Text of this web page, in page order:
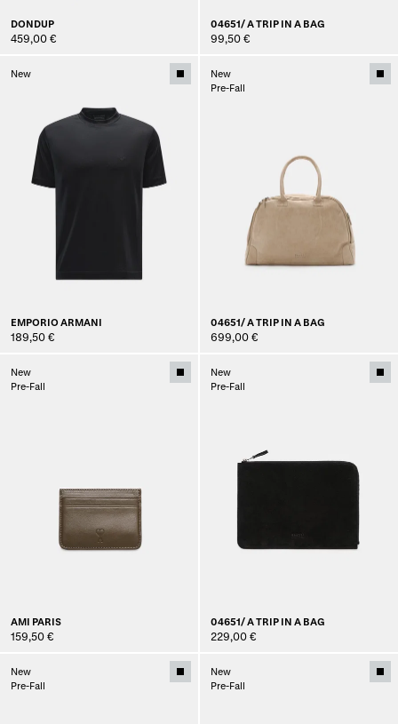
DONDUP
459,00 €
04651/ A TRIP IN A BAG
99,50 €
New
EMPORIO ARMANI
189,50 €
New
Pre-Fall
04651/ A TRIP IN A BAG
699,00 €
New
Pre-Fall
AMI PARIS
159,50 €
New
Pre-Fall
04651/ A TRIP IN A BAG
229,00 €
New
Pre-Fall
New
Pre-Fall